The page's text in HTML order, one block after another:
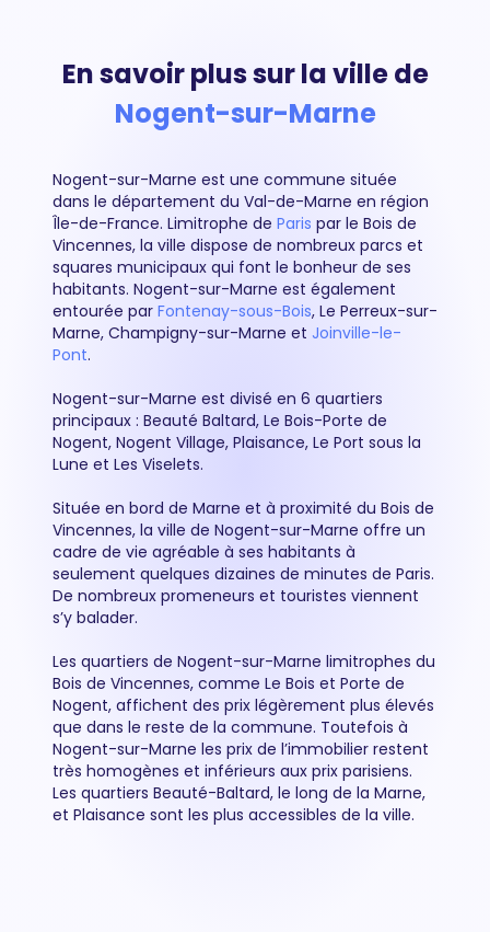
En savoir plus sur la ville de
Nogent-sur-Marne
Nogent-sur-Marne est une commune située
dans le département du Val-de-Marne en région
Île-de-France. Limitrophe de Paris par le Bois de
Vincennes, la ville dispose de nombreux parcs et
squares municipaux qui font le bonheur de ses
habitants. Nogent-sur-Marne est également
entourée par Fontenay-sous-Bois, Le Perreux-sur-
Marne, Champigny-sur-Marne et Joinville-le-
Pont.
Nogent-sur-Marne est divisé en 6 quartiers
principaux : Beauté Baltard, Le Bois-Porte de
Nogent, Nogent Village, Plaisance, Le Port sous la
Lune et Les Viselets.
Située en bord de Marne et à proximité du Bois de
Vincennes, la ville de Nogent-sur-Marne offre un
cadre de vie agréable à ses habitants à
seulement quelques dizaines de minutes de Paris.
De nombreux promeneurs et touristes viennent
s’y balader.
Les quartiers de Nogent-sur-Marne limitrophes du
Bois de Vincennes, comme Le Bois et Porte de
Nogent, affichent des prix légèrement plus élevés
que dans le reste de la commune. Toutefois à
Nogent-sur-Marne les prix de l’immobilier restent
très homogènes et inférieurs aux prix parisiens.
Les quartiers Beauté-Baltard, le long de la Marne,
et Plaisance sont les plus accessibles de la ville.